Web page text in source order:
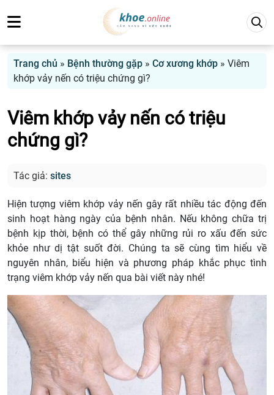
Trang chủ » Bệnh thường gặp » Cơ xương khớp » Viêm
khớp vảy nến có triệu chứng gì?
Viêm khớp vảy nến có triệu
chứng gì?
Tác giả: sites
Hiện tượng viêm khớp vảy nến gây rất nhiều tác động đến
sinh hoạt hàng ngày của bệnh nhân. Nếu không chữa trị
bệnh kịp thời, bệnh có thể gây những rủi ro xấu đến sức
khỏe như dị tật suốt đời. Chúng ta sẽ cùng tìm hiểu về
nguyên nhân, biểu hiện và phương pháp khắc phục tình
trạng viêm khớp vảy nến qua bài viết này nhé!